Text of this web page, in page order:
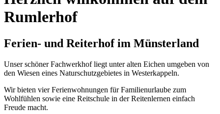
Rumlerhof
Ferien- und Reiterhof im Münsterland
Unser schöner Fachwerkhof liegt unter alten Eichen umgeben von
den Wiesen eines Naturschutzgebietes in Westerkappeln.
Wir bieten vier Ferienwohnungen für Familienurlaube zum
Wohlfühlen sowie eine Reitschule in der Reitenlernen einfach
Freude macht.